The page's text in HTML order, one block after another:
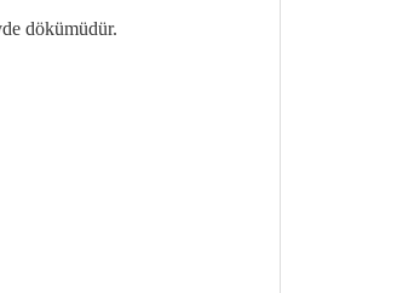
dökümüdür.